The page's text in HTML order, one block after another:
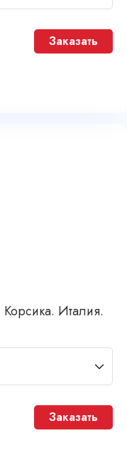
Заказать
Италия.
Заказать